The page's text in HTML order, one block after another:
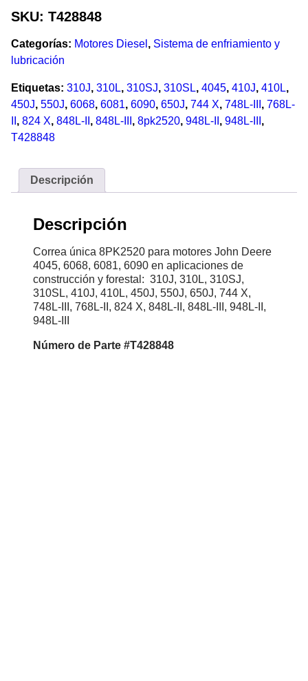
SKU: T428848
Categorías: Motores Diesel , Sistema de enfriamiento y
lubricación
Etiquetas: 310J, 310L, 310SJ, 310SL, 4045, 410J, 410L,
450J, 550J, 6068, 6081, 6090, 650J, 744 X, 748L-III , 768L-
, 824 X, 848L-II , 848L-III , 8pk2520, 948L-II , 948L-III ,
T428848
Descripción
Descripción
Correa única 8PK2520 para motores John Deere
4045, 6068, 6081, 6090 en aplicaciones de
construcción y forestal: 310J, 310L, 310SJ,
310SL, 410J, 410L, 450J, 550J, 650J, 744 X,
748L-III, 768L-II, 824 X, 848L-II, 848L-III, 948L-II,
948L-III
Número de Parte #T428848